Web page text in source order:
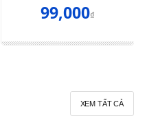
99,000₫
XEM TẤT CẢ